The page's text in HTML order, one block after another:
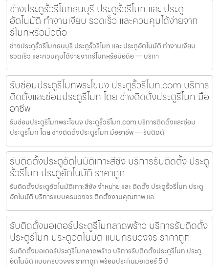
ช่างประตูรั้วรีโมทธนบุรี ประตูรั้วรีโมท และ ประตู
อัตโนมัติ ทำงานเงียบ รวดเร็ว และควบคุมได้ง่ายจาก
รีโมทหรือมือถือ
ช่างประตูรั้วรีโมทธนบุรี ประตูรั้วรีโมท และ ประตูอัตโนมัติ ทำงานเงียบ
รวดเร็ว และควบคุมได้ง่ายจากรีโมทหรือมือถือ — บริกา
รับซ่อมประตูรีโมทพระโขนง ประตูรั้วรีโมท.com บริการ
ติดตั้งและซ่อมประตูรีโมท โดย ช่างติดตั้งประตูรีโมท มือ
อาชีพ
รับซ่อมประตูรีโมทพระโขนง ประตูรั้วรีโมท.com บริการติดตั้งและซ่อม
ประตูรีโมท โดย ช่างติดตั้งประตูรีโมท มืออาชีพ — รับติดตั
รับติดตั้งประตูอัตโนมัติเกาะสีชัง บริการรับติดตั้ง ประตู
รั้วรีโมท ประตูอัตโนมัติ ราคาถูก
รับติดตั้งประตูอัตโนมัติเกาะสีชัง จำหน่าย และ ติดตั้ง ประตูรั้วรีโมท ประตู
อัตโนมัติ บริการแบบครบวงจร ติดตั้งงานคุณภาพ แล
รับติดตั้งมอเตอร์ประตูรีโมทลาดพร้าว บริการรับติดตั้ง
ประตูรีโมท ประตูอัตโนมัติ แบบครบวงจร ราคาถูก
รับติดตั้งมอเตอร์ประตูรีโมทลาดพร้าว บริการรับติดตั้งประตูรีโมท ประตู
อัตโนมัติ แบบครบวงจร ราคาถูก พร้อมประกันมอเตอร์ 5 ปี